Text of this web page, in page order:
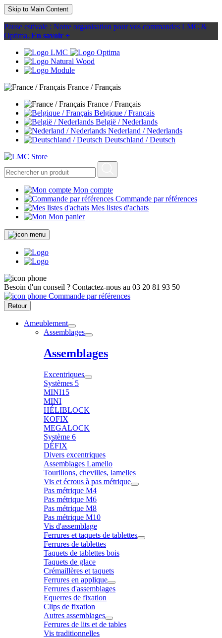
Skip to Main Content
Pause estivale : Notre organisation pour vos commandes LMC &
Optima. En savoir +
France / Français
France / Français
Belgique / Français
België / Nederlands
Nederland / Nederlands
Deutschland / Deutsch
Mon compte
Commande par références
Mes listes d'achats
Mon panier
Besoin d'un conseil ? Contactez-nous au 03 20 81 93 50
Commande par références
Retour
Ameublement
Assemblages
Assemblages
Excentriques
Systèmes 5
MINI15
MINI
HÉLIBLOCK
KOFIX
MEGALOCK
Système 6
DÉFIX
Divers excentriques
Assemblages Lamello
Tourillons, chevilles, lamelles
Vis et écrous à pas métrique
Pas métrique M4
Pas métrique M6
Pas métrique M8
Pas métrique M10
Vis d'assemblage
Ferrures et taquets de tablettes
Ferrures de tablettes
Taquets de tablettes bois
Taquets de glace
Crémaillères et taquets
Ferrures en applique
Ferrures d'assemblages
Equerres de fixation
Clips de fixation
Autres assemblages
Ferrures de lits et de tables
Vis traditionnelles